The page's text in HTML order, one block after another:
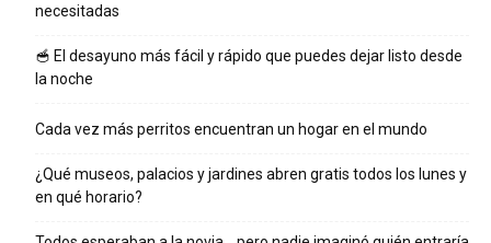
necesitadas
🥣 El desayuno más fácil y rápido que puedes dejar listo desde
la noche
Cada vez más perritos encuentran un hogar en el mundo
¿Qué museos, palacios y jardines abren gratis todos los lunes y
en qué horario?